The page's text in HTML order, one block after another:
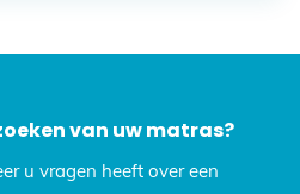
van uw matras?
u vragen heeft over een